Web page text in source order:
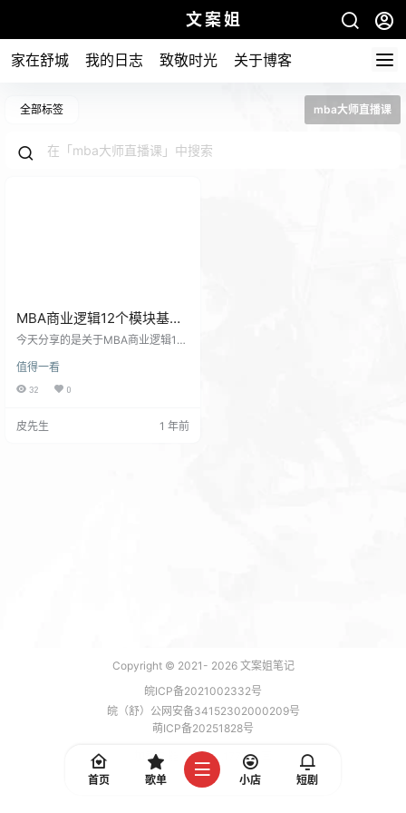
文案姐
家在舒城 我的日志 致敬时光 关于博客
全部标签 mba大师直播课
MBA商业逻辑12个模块基础
班教授讲座直播课
今天分享的是关于MBA商业逻辑12
有用的朋友有一些帮助！ 包涵以下
几个分类：营销的逻辑、战略管理
通的逻辑、管理思维的逻辑、管理
值得一看
32 0
皮先生 1 年前
Copyright © 2021- 2026文案姐笔记
皖ICP备2021002332号
皖（舒）公网安备34152302000209号
萌ICP备20251828号
加载 7 能，功耗 0.1777 焦耳
首页
歌单 小店 短剧